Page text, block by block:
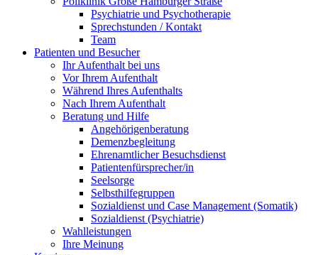
Psychiatrie und Psychotherapie
Sprechstunden / Kontakt
Team
Patienten und Besucher
Ihr Aufenthalt bei uns
Vor Ihrem Aufenthalt
Während Ihres Aufenthalts
Nach Ihrem Aufenthalt
Beratung und Hilfe
Angehörigenberatung
Demenzbegleitung
Ehrenamtlicher Besuchsdienst
Patientenfürsprecher/in
Seelsorge
Selbsthilfegruppen
Sozialdienst und Case Management (Somatik)
Sozialdienst (Psychiatrie)
Wahlleistungen
Ihre Meinung